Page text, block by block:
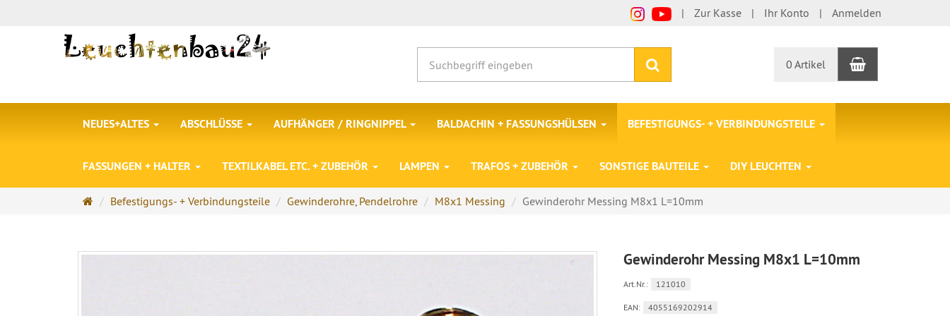
Zur Kasse Ihr Konto Anmelden
0 Artikel Warenkorb
NEUES+ALTES ABSCHLÜSSE AUFHÄNGER / RINGNIPPEL BALDACHIN + FASSUNGSHÜLSEN BEFESTIGUNGS- + VERBINDUNGSTEILE
FASSUNGEN + HALTER TEXTILKABEL ETC. + ZUBEHÖR LAMPEN TRAFOS + ZUBEHÖR SONSTIGE BAUTEILE DIY LEUCHTEN
Startseite
Befestigungs- + Verbindungsteile Gewinderohre, Pendelrohre M8x1 Messing Gewinderohr Messing M8x1 L=10mm
Gewinderohr Messing M8x1 L=10mm
Art.Nr.: 121010
EAN: 4055169202914